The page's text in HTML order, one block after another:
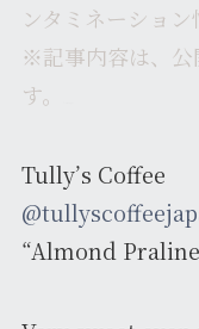
ンタミネーション
※記事内容は、公
す。
Tully’s Coffee
“Almond